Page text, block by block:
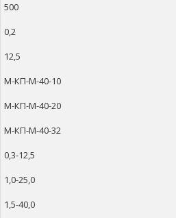
500
0,2
12,5
М-КП-М-40-10
М-КП-М-40-20
М-КП-М-40-32
0,3-12,5
1,0-25,0
1,5-40,0